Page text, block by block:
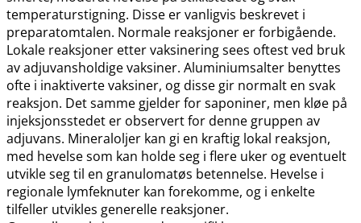
temperaturstigning. Disse er vanligvis beskrevet i
preparatomtalen. Normale reaksjoner er forbigående.
Lokale reaksjoner etter vaksinering sees oftest ved bruk
av adjuvansholdige vaksiner. Aluminiumsalter benyttes
ofte i inaktiverte vaksiner, og disse gir normalt en svak
reaksjon. Det samme gjelder for saponiner, men kløe på
injeksjonsstedet er observert for denne gruppen av
adjuvans. Mineraloljer kan gi en kraftig lokal reaksjon,
med hevelse som kan holde seg i flere uker og eventuelt
utvikle seg til en granulomatøs betennelse. Hevelse i
regionale lymfeknuter kan forekomme, og i enkelte
tilfeller utvikles generelle reaksjoner.